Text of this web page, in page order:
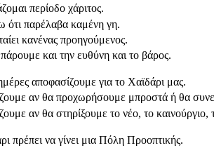
περίοδο χάριτος.
ότι παρέλαβα καμένη γη.
κανένας προηγούμενος.
και την ευθύνη και το βάρος.
αποφασίζουμε για το Χαϊδάρι μας.
αν θα προχωρήσουμε μπροστά ή θα
αν θα στηρίξουμε το νέο, το καινούργιο,
πρέπει να γίνει μια Πόλη Προοπτικής.